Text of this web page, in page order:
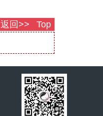
返回>> Top